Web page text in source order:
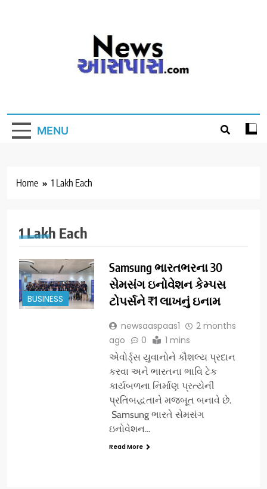
MENU
Home 1 Lakh Each
1 Lakh Each
BUSINESS
Samsung ભારતભરના 30
સેમસંગ ઇનોવેશન કેમ્પસ
ટોપર્સને ₹1 લાખનું ઇનામ
newsaaspaas1
2 months
ago
0 1 mins
એવોર્ડ્સ યુવાનોને કૌશલ્ય પ્રદાન
કરવા અને ભારતના ભાવિ ટેક
કાર્યબળના નિર્માણ પ્રત્યેની
પ્રતિબદ્ધતાને મજબૂત બનાવે છે.
Samsung ભારતે સેમસંગ
ઇનોવેશન…
Read More